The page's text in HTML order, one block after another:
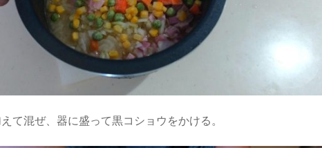
て混ぜ、器に盛って黒コショウをかける。